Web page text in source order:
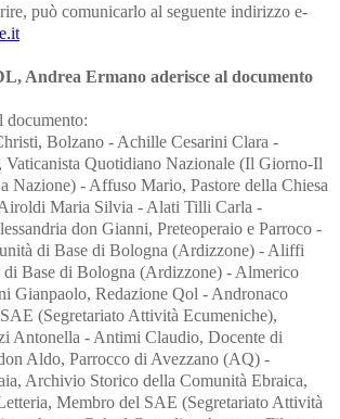
può comunicarlo al seguente indirizzo e-
Andrea Ermano aderisce al documento
documento:
Grazia - Bozzo Maria Pia - Brandi Laura - Brigidini Grazia - Brocca Giuseppina, Graal Italia - Brockhaus Matilde - Brod Franca - Bruno Francesca, Membro del SAE (Segretariato Attività Ecumeniche), Messina - Buiatti Marcello, Ordinario di Genetica, Università di Firenze - Bulgarelli Chiara - Busato Barbaglio Carla - Cacitti Remo, Docente di Letteratura Cristiana antica, Università di Milano - Caffagnini Laura Maria Emma - Caforio Maria Pia - Cairoli Isabella - Caldarella Sergio, Docente e Scrittore - Calgaro Ottorino - Calzetti Sara, Associazione “Terra di Danza” - Camilli Giuseppina, Sociologa, Saggista, Presidente Associazione “Rut e Noemi”, Lodi - Campagnano Bianca Maria - Campana Bepi, Docente di Storia delle Religioni, U.T.E. di Modena - Camplani Alberto, Docenta di Storia del Cristianesimo, Università “La Sapienza”, Roma - Canali Antonio - Cannas Carlamaria - Capelli Piero, Docente di Lingua e Letteratura Ebraica, Università “Ca’ Foscari”, Venezia - Cappellazzi Claudia - Cappellini Roberta, Saggista e socia Associazione Italiana Studiosi di Giudaismo - Capponi Livia - Carabelli Francesca - Carabelli Mario Giovanni, Operatore pastorale, Goiás (GO), Brasile - Casadei Monica, Dottore di ricerca in Storia del Cristianesimo, Università di Padova - Casati don Angelo, Parroco, Milano - Castagnaro Mauro, Redattore “Missione Oggi” - Castelli Franco - Castelli Gloria - Cattaneo Myriam - Cattarossi Mariateresa - Cattini Cristina, Pedagogista, Applicatrice e Formatrice Metodo Feuerstein - Cavallari Maria Luisa, Comunità di Base di Bologna (Ardizzone) - Cavallari Paola, Associazione/Rivista “Esodo”, Bologna - Cavalletti Sofia, Biblista - Cavallone Minny, Redattrice “Tempi di Fraternità” - Cavazzutti Rossi Febe, Predicatrice locale Chiesa metodista - Ceccarelli Giuliana, Dirigente Scolastico - Cecchinato Franca - Cento Francesca, Insegnante di Religione Cattolica - Centonze Marcello, Insegnate di Religione Cattolica - Cerchio Roberto - Ceresa Matteo - Cerrato Rocco, Comunità di Base di Bologna (Ardizzone) - Cerrelli Lidia - Chiambretto Maria Ludovica, Direttivo Amicizia Ebraico-Cristiana di Torino - Chiarini Gemma, Comunità di Base di Bologna (Ardizzone) - Chiassi Mariangela - Chiesa de Tomaso Pablo - Chiesa Rosangela - Chillè Giovanni, Membro del SAE (Segretariato Attività Ecumeniche), Messina - Chiocchetti Marisa, Redazione SeFeR, Studi, Fatti, Ricerche - Chiti Elena - Ciccòlo Franca - Cifatte Angelo - Ciocca Beppe - Cisini Roberto, Sociologo - Ciurcina Nella, Socia di Biblia - Clementi Federica K., Docente di Letteratura Ebraica Moderna, City University of New York, USA - Cocchini Francesca, Docente di Storia del Cristianesimo, Università “La Sapienza”, Roma - Codrignani Giancarla - Coglitore Bongiovanni Rosanna - Colesanti Gemma Teresa, Ricercatrice IBAM-CNR - Collini Paolo - Colombo Irene - Colombo Ivan - Colombo Magini Marialuisa - Conforti Marisa - Conti Irma - Coppola Alba, Docente di Lettere - Corato Alessandra, Medico - Corino Armando, Vescovo Ortodosso, Borghetto S.S. (SV) - Corrao Vincenzo - Corso Roberto Maria, Avvocato del Foro di Milano - Cortese Nicolino - Cortesi Maria Teresa - Costa Kopciowski Clara, Insegnante e Scrittrice - Cova Vittoria - Covati Viola Massimiliana, Presidente dell’Amicizia Ebraico Cristiana dell’Alto Garda - Cremaschi Sergio, Docente di Filosofia Morale, Università del Piemonte Orientale - Cristina Vercellone - Crosina Maria Luisa, Storica, vicepresidente dell’Amicizia Ebraico Cristiana dell’Alto-Garda - Crosti Nicoletta, Biologa e Studiosa di Sacra Scrittura - Culicchi Cristiano - Cunico Gerardo, Docente di Filosofia Teoretica e Filosofia del Dialogo Interreligioso, Università di Genova - D’Acconti Alessandra, Insegnante - D’Amato Valeria - D’Angelo Teresa - Dal Corso Marco, Redazione CEM Mondialità - Dallavalle Sartorelli Angela - Daminelli Luisa - De Alexandris Rita - De Angelis Chiara - De Angelis Marisa - De Angelis Sergio - De Angelisi Ernesto - De Benedetti Maria, Psicologa - De Carli Sergio, Docente di Formazione al Dialogo Interreligioso, Università di Urbino - De Cassai Maria Grazia - De Domenico Giuseppe, Membro del SAE (Segretariato Attività Ecumeniche), Messina - De Dominicis Enrico - De Flumeri Enrichetta - De Giorgi Enrico - De Leo Cinzia - De Martin Roder Giusi - De Monticelli Roberta, Docente di Filosofia della Persona, Università Vita-Salute San Raffaele, Cesano Maderno (Mi) - De Nonno Mario, Docente di Letteratura Latina, Università Roma Tre - De Piero Augusta - De Salvia Luigi, Segretario Generale sezione italiana “Religions for Peace” - De Vita Loredana, Docente e Scrittrice - Degan Cristina, Docente di Filosofia - Degli Adalberti Sergio - Dejana Elisabetta, Ordinario di Patologia Generale, Università di Milano - Del Deo Fulvio - Del Verme Marcello, Docente di Cristianesimo delle Origini e Storia delle Religioni, Università “Federico II”, Napoli - Della Croce Albertina, Docente di Latino e Greco - Demattè Riccarda - Derungs Ursicin G.G., Teologo e Scrittore - Dessy Danila, Membro del SAE (Segretariato Attività Ecumeniche) e Chiesa Valdese, Mantova - Di Leo Anna Maria - Di Leo Pina, Membro del SAE (Segretariato Attività Ecumeniche), Messina - Di Libero Amerigo, Docente di Matematica - Di Sante Carmine, Teologo e Saggista - Dimallio Francesca, Insegnante di Italiano per Stranieri - Dispenza Angela - Dogliotti Angela, M.I.R., Movimento Internazionale della Riconciliazione, Torino - Donarini Adele - Dondossola Lucia - Donghi Vilma - Emiliani Franca, Comunità di Base di Bologna (Ardizzone) - Ermano Andrea, Direttore Edizioni ADL, Zurigo - Faini Gatteschi Ebe, Presidente Associazione “Amici della Facoltà Teologica dell’Italia Settentrionale” - Fait Deborah, Giornalista - Fanzaga Aderina - Farella Maristella - Fasolato Cristina - Federici Maria Teresa, Psicoterapeuta - Ferè Massimo, Pax Christi, Milano - Ferrandi Maria Gabriella - Ferrandi Patrizia Nicoletta - Ferraresi Emma - Ferrari Licia, Avvocato - Ferrari Mariagrazia - Ferrari Matteo, OSB Cam, Colloqui Ebraico-Cristiani di Camaldoli - Ferraris Carlo - Ferri Egle - Ferro Roberto, Psicologo e Psicoterapeuta, Chiesa evangelica valdese di Milano - Finzi Jessica - Fioravanti Silvia - Fiorini don Roberto, Prete operaio e Consulente teologico del SAE (Segretariato Attività Ecumeniche), Mantova - Fischetti Maria Teresa - Floridia Salvatore - Forin Marco, Docente - Forni Alessandra, Medico - Fraietta Agazio - Francese Gaetano - Franciò Carlo, Membro del SAE (Segretariato Attività Ecumeniche), Messina - Frattini Enrico - Frenkel Viviana, Redazione SeFeR, Studi, Fatti, Ricerche - Froggio Fràncica Nicola, In